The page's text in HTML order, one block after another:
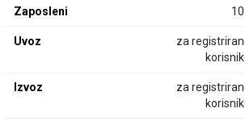
Zaposleni
Uvoz
za
Izvoz
za